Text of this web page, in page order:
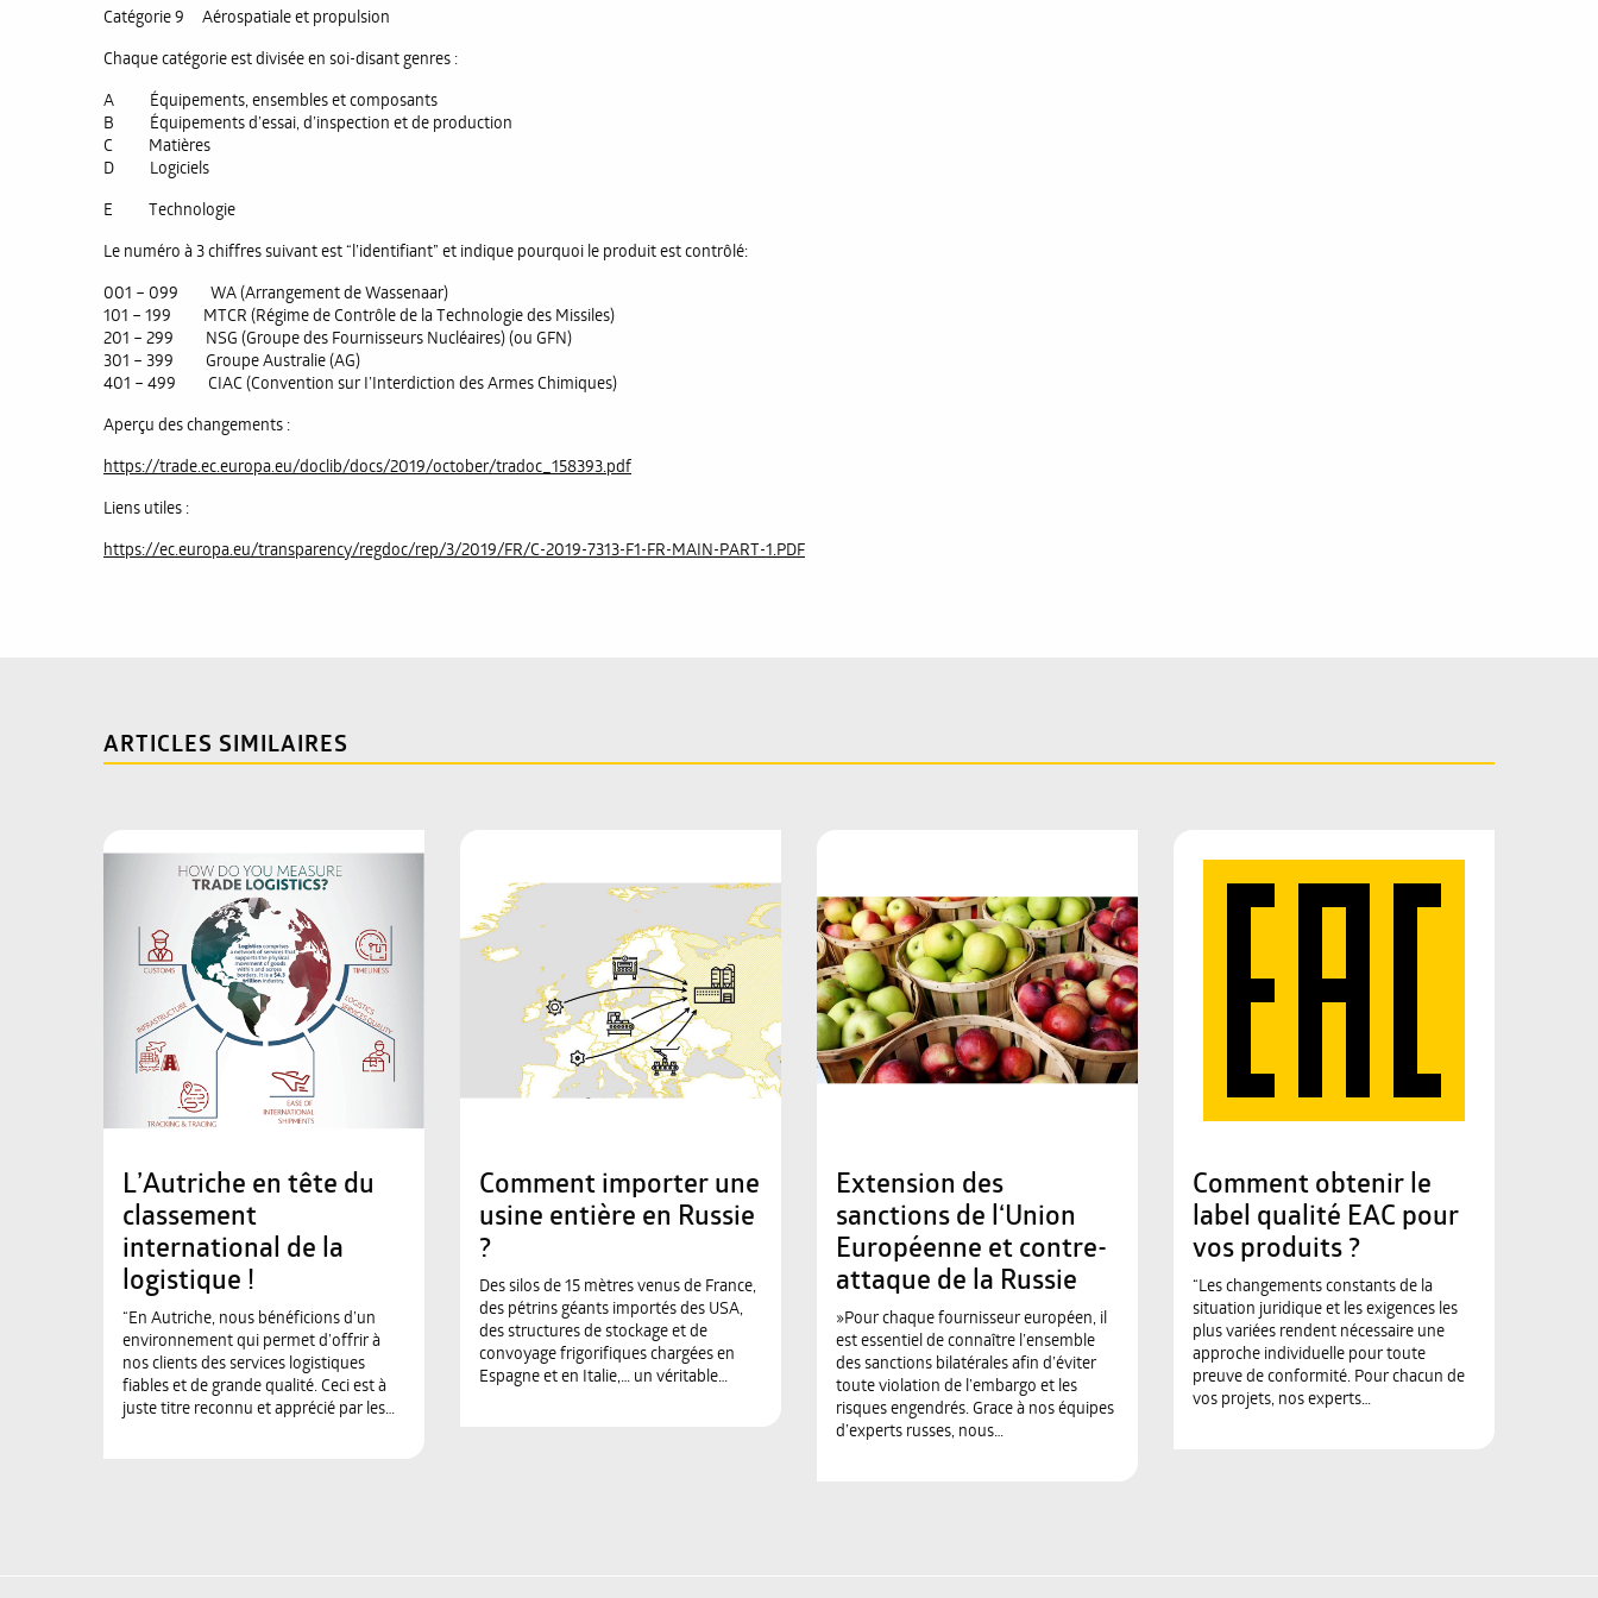
Catégorie 9 Aérospatiale et propulsion
Chaque catégorie est divisée en soi-disant genres :
A Équipements, ensembles et composants
B Équipements d’essai, d’inspection et de production
C Matières
D Logiciels
E Technologie
Le numéro à 3 chiffres suivant est “l’identifiant” et indique pourquoi le produit est contrôlé:
001 – 099 WA (Arrangement de Wassenaar)
101 – 199 MTCR (Régime de Contrôle de la Technologie des Missiles)
201 – 299 NSG (Groupe des Fournisseurs Nucléaires) (ou GFN)
301 – 399 Groupe Australie (AG)
401 – 499 CIAC (Convention sur I’Interdiction des Armes Chimiques)
Aperçu des changements :
https://trade.ec.europa.eu/doclib/docs/2019/october/tradoc_158393.pdf
Liens utiles :
https://ec.europa.eu/transparency/regdoc/rep/3/2019/FR/C-2019-7313-F1-FR-MAIN-PART-1.PDF
ARTICLES SIMILAIRES
L’Autriche en tête du
classement
international de la
logistique !
“En Autriche, nous bénéficions d’un
environnement qui permet d’offrir à
nos clients des services logistiques
fiables et de grande qualité. Ceci est à
juste titre reconnu et apprécié par les…
Comment importer une
usine entière en Russie
?
Des silos de 15 mètres venus de France,
des pétrins géants importés des USA,
des structures de stockage et de
convoyage frigorifiques chargées en
Espagne et en Italie,… un véritable…
Extension des
sanctions de l‘Union
Européenne et contre-
attaque de la Russie
»Pour chaque fournisseur européen, il
est essentiel de connaître l’ensemble
des sanctions bilatérales afin d’éviter
toute violation de l’embargo et les
risques engendrés. Grace à nos équipes
d’experts russes, nous…
Comment obtenir le
label qualité EAC pour
vos produits ?
“Les changements constants de la
situation juridique et les exigences les
plus variées rendent nécessaire une
approche individuelle pour toute
preuve de conformité. Pour chacun de
vos projets, nos experts…